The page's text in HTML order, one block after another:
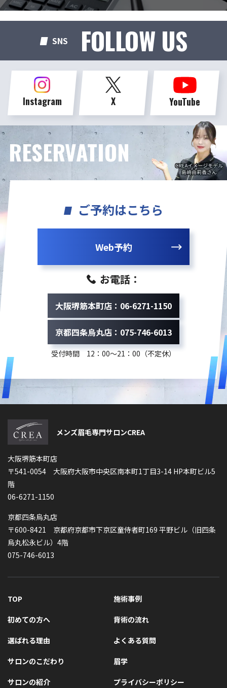
SNS FOLLOW US
Instagram X YouTube
RESERVATION
ご予約はこちら
Web予約
お電話：
大阪堺筋本町店：06-6271-1150
京都四条烏丸店：075-746-6013
受付時間 12：00～21：00（不定休）
メンズ眉毛専門サロンCREA
大阪堺筋本町店
〒541-0054 大阪府大阪市中央区南本町1丁目3-14 HP本町ビル5
階
06-6271-1150
京都四条烏丸店
〒600-8421 京都府京都市下京区童侍者町169 平野ビル（旧四条
烏丸松永ビル）4階
075-746-6013
TOP
初めての方へ
選ばれる理由
サロンのこだわり
サロンの紹介
施術事例
背術の流れ
よくある質問
眉学
プライバシーポリシー